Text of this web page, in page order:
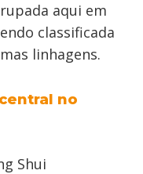
aqui em
classificada
linhagens.
no
Shui